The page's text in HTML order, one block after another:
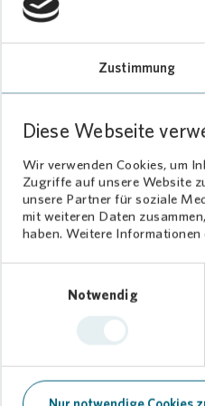
Zustimmung
Diese Webseite
Wir verwenden Cookies, um
Zugriffe auf unsere Website
unsere Partner für soziale
mit weiteren Daten
haben. Weitere Informationen
Notwendig
Das
Motive
mit
dass
Fest